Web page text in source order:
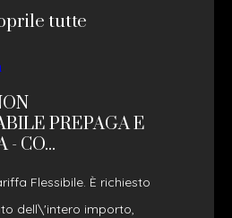
tutte
PREPAGA E
- CO...
Flessibile. È richiesto
dell\'intero importo,